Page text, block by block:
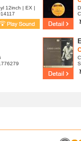
12inch | EX |